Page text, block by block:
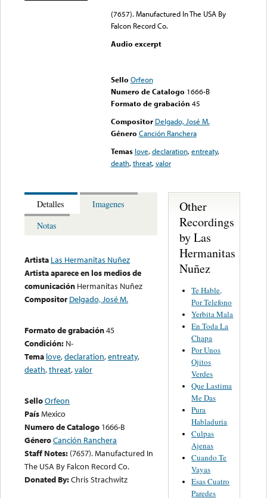
(7657). Manufactured In The USA By
Falcon Record Co.
Audio excerpt
Sello Orfeon
Numero de Catalogo 1666-B
Formato de grabación 45
Compositor Delgado, José M.
Género Canción Ranchera
Temas love,declaration,entreaty,
death,threat,valor
Detalles
Imagenes
Notas
Artista Las Hermanitas Nuñez
Artista aparece en los medios de
comunicación Hermanitas Nuñez
Compositor Delgado, José M.
Formato de grabación45
Condición: N-
Tema love,declaration,entreaty,
death,threat,valor
SelloOrfeon
PaísMexico
Numero de Catalogo 1666-B
GéneroCanción Ranchera
Staff Notes: (7657). Manufactured In
The USA By Falcon Record Co.
Donated By:Chris Strachwitz
Other
Recordings
by Las
Hermanitas
Nuñez
Te Hable,
Por Telefono
Yerbita Mala
En Toda La
Chapa
Por Unos
Ojitos
Verdes
Que Lastima
Me Das
Pura
Habladuria
Culpas
Ajenas
Cuando Te
Vayas
Esas Cuatro
Paredes